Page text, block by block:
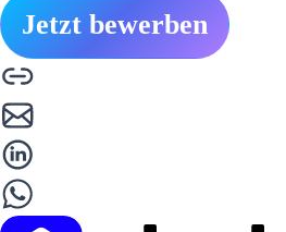
Jetzt bewerben